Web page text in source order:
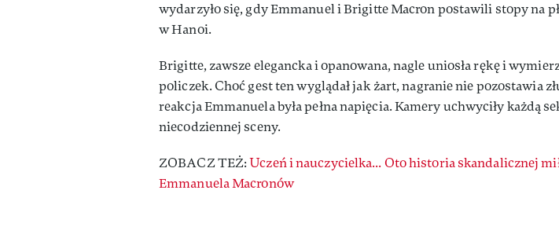
wydarzyło się, gdy Emmanuel i Brigitte Macron postawili stopy na
w Hanoi.
Brigitte, zawsze elegancka i opanowana, nagle uniosła rękę i
policzek. Choć gest ten wyglądał jak żart, nagranie nie pozostawia
reakcja Emmanuela była pełna napięcia. Kamery uchwyciły każdą
niecodziennej sceny.
ZOBACZ TEŻ:Uczeń i nauczycielka... Oto historia skandalicznej
Emmanuela Macronów